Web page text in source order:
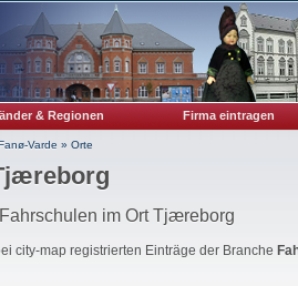
& Regionen Firma eintragen
Varde » Orte
im Ort Tjæreborg
city-map registrierten Einträge der Branche